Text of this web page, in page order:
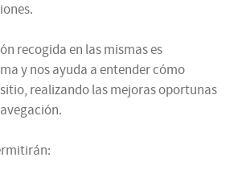
recogida en las mismas es
y nos ayuda a entender cómo
realizando las mejoras oportunas